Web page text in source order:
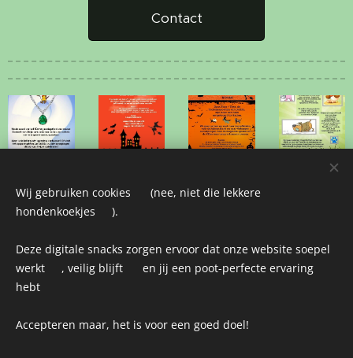
Contact
www.doxxsparkstad.nl
Wij gebruiken cookies 🍪 (nee, niet die lekkere
hondenkoekjes 🦴).
Deze digitale snacks zorgen ervoor dat onze website soepel
werkt ⚙️, veilig blijft 🔒 en jij een poot-perfecte ervaring
hebt🐾
Accepteren maar, het is voor een goed doel! 🎯